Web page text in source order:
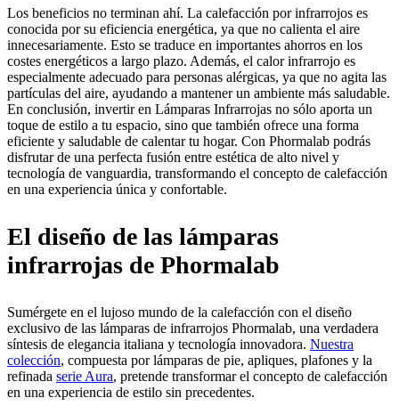
Los beneficios no terminan ahí. La calefacción por infrarrojos es
conocida por su eficiencia energética, ya que no calienta el aire
innecesariamente. Esto se traduce en importantes ahorros en los
costes energéticos a largo plazo. Además, el calor infrarrojo es
especialmente adecuado para personas alérgicas, ya que no agita las
partículas del aire, ayudando a mantener un ambiente más saludable.
En conclusión, invertir en Lámparas Infrarrojas no sólo aporta un
toque de estilo a tu espacio, sino que también ofrece una forma
eficiente y saludable de calentar tu hogar. Con Phormalab podrás
disfrutar de una perfecta fusión entre estética de alto nivel y
tecnología de vanguardia, transformando el concepto de calefacción
en una experiencia única y confortable.
El diseño de las lámparas
infrarrojas de Phormalab
Sumérgete en el lujoso mundo de la calefacción con el diseño
exclusivo de las lámparas de infrarrojos Phormalab, una verdadera
síntesis de elegancia italiana y tecnología innovadora. Nuestra
colección, compuesta por lámparas de pie, apliques, plafones y la
refinada serie Aura, pretende transformar el concepto de calefacción
en una experiencia de estilo sin precedentes.